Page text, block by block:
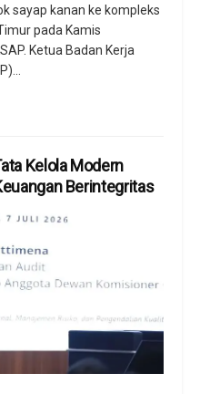
sayap kanan ke kompleks
pada Kamis
Ketua Badan Kerja
Kelola Modern
Berintegritas